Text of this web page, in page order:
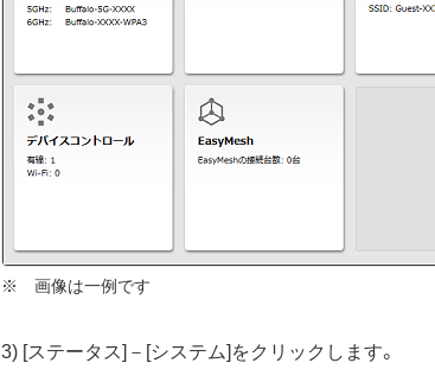
※ 画像は一例です
3) [ステータス]－[システム]をクリックします。